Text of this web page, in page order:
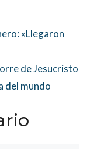
«Llegaron
de Jesucristo
del mundo